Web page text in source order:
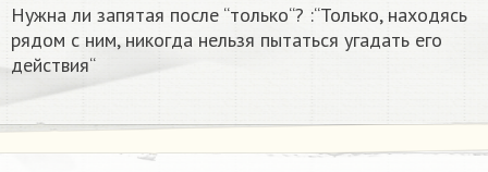
Нужна ли запятая после “только“? :“Только, находясь
рядом с ним, никогда нельзя пытаться угадать его
действия“